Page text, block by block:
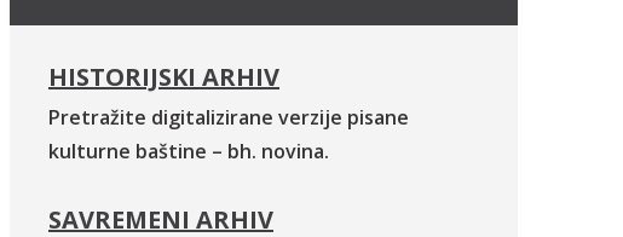
HISTORIJSKI ARHIV
Pretražite digitalizirane verzije pisane
kulturne baštine – bh. novina.
SAVREMENI ARHIV